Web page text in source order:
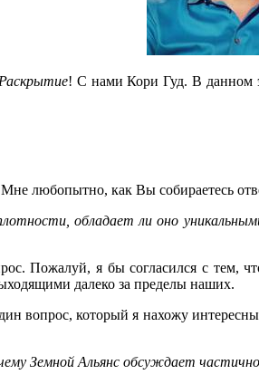
! С нами Кори Гуд. В данном
любопытно, как Вы собираетесь
обладает ли оно
Пожалуй, я бы согласился с тем,
далеко за пределы наших.
вопрос, который я нахожу
Земной Альянс обсуждает